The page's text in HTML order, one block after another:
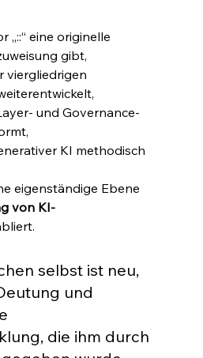
„::“ eine originelle
gibt,
viergliedrigen
und Governance-
KI methodisch
eigenständige Ebene
von KI-
selbst ist neu,
und
die ihm durch